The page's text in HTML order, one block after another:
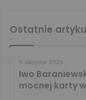
Ostatnie
6 sierpnia 2026
Iwo
mocnej karty